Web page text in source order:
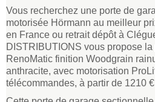
Vous recherchez une porte de
motorisée Hörmann au meilleur
en France ou retrait dépôt à
DISTRIBUTIONS vous propose
RenoMatic finition Woodgrain
anthracite, avec motorisation
télécommandes, à partir de 1210